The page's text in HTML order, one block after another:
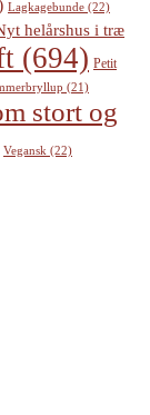
Lagkagebunde (22)
helårshus i træ
(694) Petit
(21)
stort og
Vegansk (22)